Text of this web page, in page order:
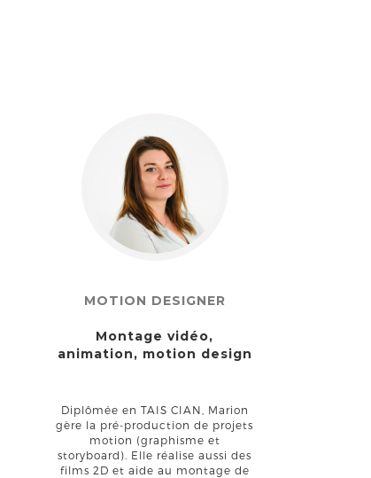
MOTION DESIGNER
Montage vidéo,
animation, motion design
Diplômée en TAIS CIAN, Marion
gère la pré-production de projets
motion (graphisme et
storyboard). Elle réalise aussi des
films 2D et aide au montage de